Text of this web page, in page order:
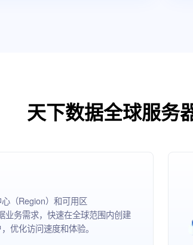
天下数据全球服务
（Region）和可用区
业务需求，快速在全球范围内创建
优化访问速度和体验。